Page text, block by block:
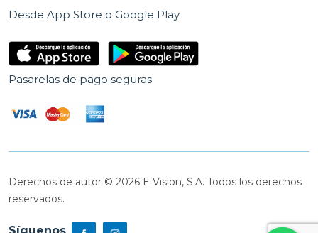
Desde App Store o Google Play
Pasarelas de pago seguras
Derechos de autor © 2026 E Vision, S.A. Todos los derechos
reservados.